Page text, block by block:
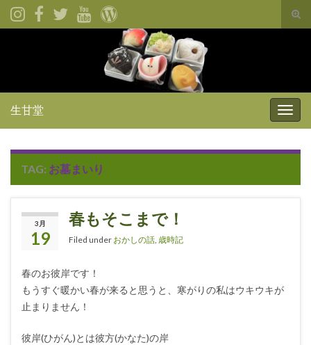
生甘堂
TAG: お墓まいり
3月
19
春もそこまで！
Filed under おかしの話, 歳時記
春のお彼岸です！
もうすぐ暖かい春が来ると思うと、寒がりの私はウキウキが
止まりません！
彼岸(ひがん)とは彼方(かなた)の岸